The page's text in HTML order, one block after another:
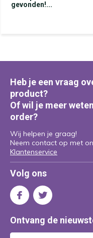
gevonden!...
Heb je een vraag
product?
Of wil je meer
order?
Wij helpen je graag!
Neem contact op met
Klantenservice
Volg ons
Ontvang de